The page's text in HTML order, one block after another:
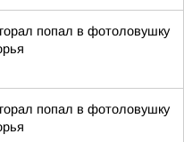
попал в фотоловушку
попал в фотоловушку